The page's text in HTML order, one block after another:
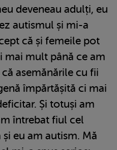
deveneau adulți, eu
autismul și mi-a
că și femeile pot
mai mult până ce am
asemănările cu fii
împărtășită ci mai
Și totuși am
întrebat fiul cel
eu am autism. Mă